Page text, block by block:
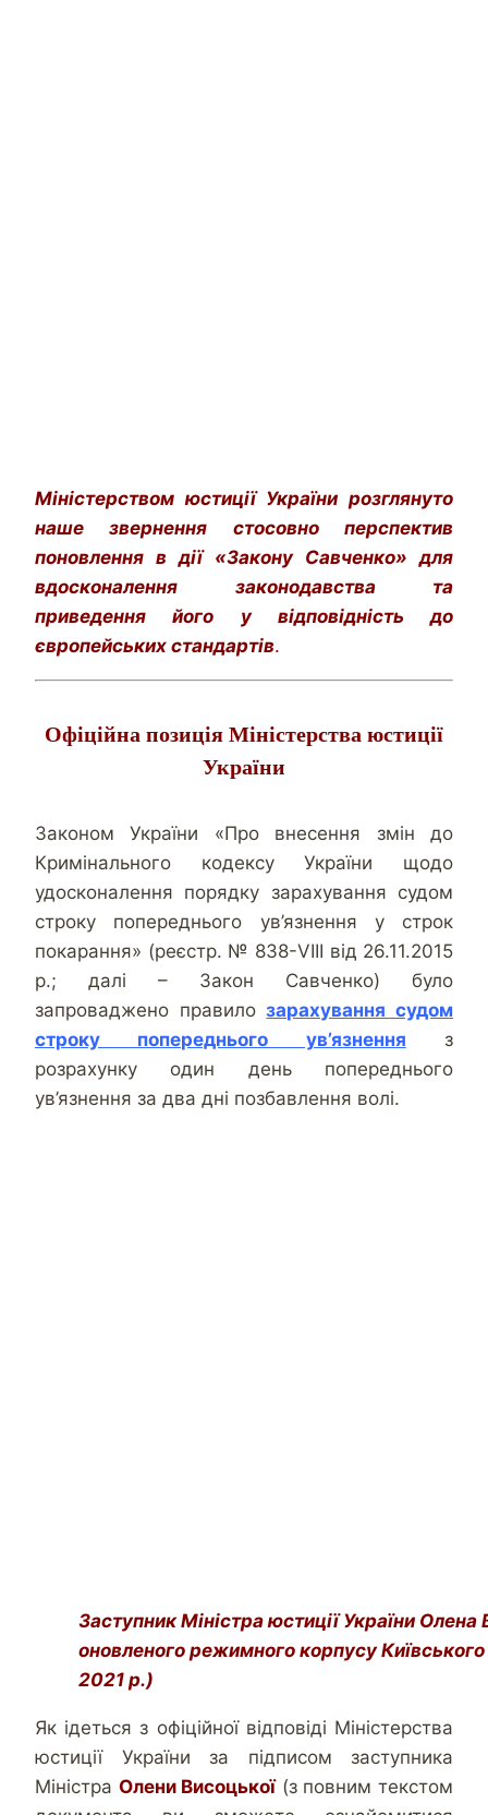
Міністерством юстиції України розглянуто
наше звернення стосовно перспектив
поновлення в дії «Закону Савченко» для
вдосконалення законодавства та
приведення його у відповідність до
європейських стандартів.
Офіційна позиція Міністерства юстиції
України
Законом України «Про внесення змін до
Кримінального кодексу України щодо
удосконалення порядку зарахування судом
строку попереднього ув’язнення у строк
покарання» (реєстр. № 838-VІІІ від 26.11.2015
р.; далі – Закон Савченко) було
запроваджено правилозарахування судом
строку попереднього ув’язнення з
розрахунку один день попереднього
ув’язнення за два дні позбавлення волі.
Заступник Міністра юстиції України Олена
оновленого режимного корпусу Київського
2021 р.)
Як ідеться з офіційної відповіді Міністерства
юстиції України за підписом заступника
Міністра Олени Висоцької(з повним текстом